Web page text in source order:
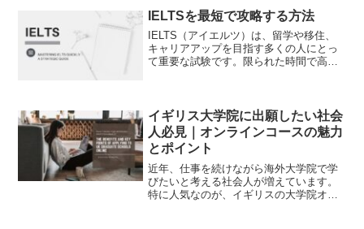
の大学院を選ぶポイントについてご紹介
します。海外の大学院（修...
IELTSを最短で攻略する方法
IELTS（アイエルツ）は、留学や移住、
キャリアアップを目指す多くの人にとっ
て重要な試験です。限られた時間で高得
な方法を、ご紹介し...
イギリス大学院に出願したい社会
人必見｜オンラインコースの魅力
とポイント
近年、仕事を続けながら海外大学院で学
びたいと考える社会人が増えています。
特に人気なのが、イギリスの大学院オン